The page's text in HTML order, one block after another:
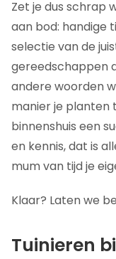
van
Een
handbereik
Veelgestelde
Zet je dus schrap
aan bod: handige
selectie van de
gereedschappen
andere woorden
manier je planten
binnenshuis een
en kennis, dat is
mum van tijd je
Klaar? Laten we
Tuinieren